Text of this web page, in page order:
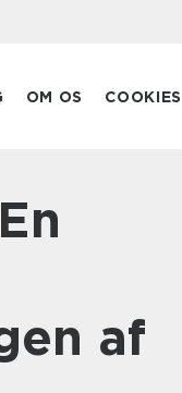
OM OS COOKIES
af